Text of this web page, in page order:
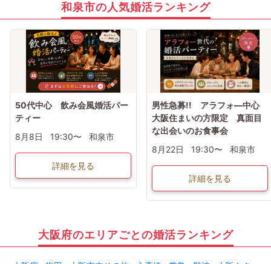
和泉市の人気婚活ランキング
50代中心 飲み会風婚活パー
ティー
8月8日
19:30〜 和泉市
詳細を見る
男性急募!! アラフォ―中心
大阪住まいの方限定 真面目
な出会いのお食事会
8月22日
19:30〜 和泉市
詳細を見る
大阪府のエリアごとの婚活ランキング